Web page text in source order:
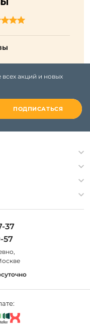
всех акций и новых
ПОДПИСАТЬСЯ
37
57